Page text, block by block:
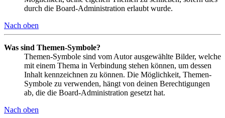
durch die Board-Administration erlaubt wurde.
Nach oben
Was sind Themen-Symbole?
Themen-Symbole sind vom Autor ausgewählte Bilder, welche
mit einem Thema in Verbindung stehen können, um dessen
Inhalt kennzeichnen zu können. Die Möglichkeit, Themen-
Symbole zu verwenden, hängt von deinen Berechtigungen
ab, die die Board-Administration gesetzt hat.
Nach oben